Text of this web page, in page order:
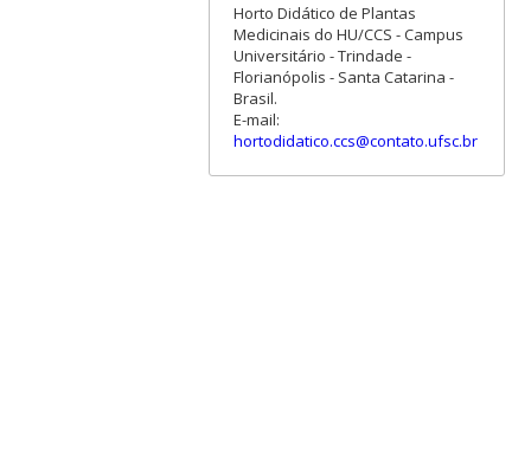
Horto Didático de Plantas
Medicinais do HU/CCS - Campus
Universitário - Trindade -
Florianópolis - Santa Catarina -
Brasil.
E-mail:
hortodidatico.ccs@contato.ufsc.br